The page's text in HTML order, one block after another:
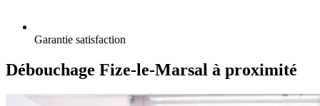
Garantie satisfaction
Débouchage Fize-le-Marsal à proximité